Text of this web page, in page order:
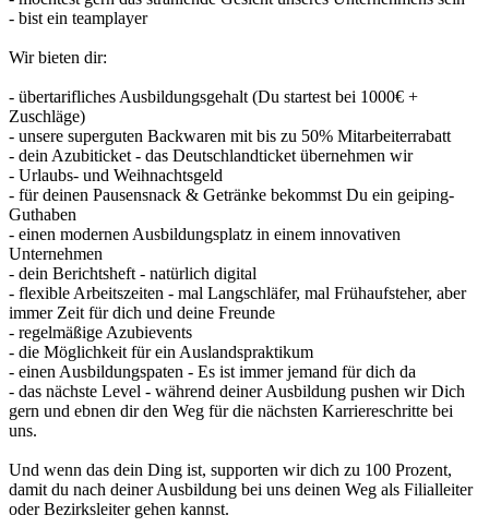
- bist ein teamplayer
Wir bieten dir:
- übertarifliches Ausbildungsgehalt (Du startest bei 1000€ +
Zuschläge)
- unsere superguten Backwaren mit bis zu 50% Mitarbeiterrabatt
- dein Azubiticket - das Deutschlandticket übernehmen wir
- Urlaubs- und Weihnachtsgeld
- für deinen Pausensnack & Getränke bekommst Du ein geiping-
Guthaben
- einen modernen Ausbildungsplatz in einem innovativen
Unternehmen
- dein Berichtsheft - natürlich digital
- flexible Arbeitszeiten - mal Langschläfer, mal Frühaufsteher, aber
immer Zeit für dich und deine Freunde
- regelmäßige Azubievents
- die Möglichkeit für ein Auslandspraktikum
- einen Ausbildungspaten - Es ist immer jemand für dich da
- das nächste Level - während deiner Ausbildung pushen wir Dich
gern und ebnen dir den Weg für die nächsten Karriereschritte bei
uns.
Und wenn das dein Ding ist, supporten wir dich zu 100 Prozent,
damit du nach deiner Ausbildung bei uns deinen Weg als Filialleiter
oder Bezirksleiter gehen kannst.